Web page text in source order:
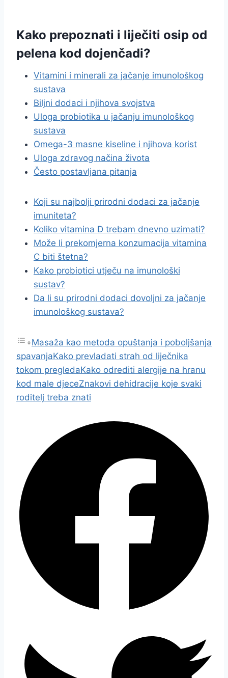
Kako prepoznati i liječiti osip od
pelena kod dojenčadi?
Vitamini i minerali za jačanje imunološkog
sustava
Biljni dodaci i njihova svojstva
Uloga probiotika u jačanju imunološkog
sustava
Omega-3 masne kiseline i njihova korist
Uloga zdravog načina života
Često postavljana pitanja
Koji su najbolji prirodni dodaci za jačanje
imuniteta?
Koliko vitamina D trebam dnevno uzimati?
Može li prekomjerna konzumacija vitamina
C biti štetna?
Kako probiotici utječu na imunološki
sustav?
Da li su prirodni dodaci dovoljni za jačanje
imunološkog sustava?
Masaža kao metoda opuštanja i poboljšanja
spavanjaKako prevladati strah od liječnika
tokom pregledaKako odrediti alergije na hranu
kod male djeceZnakovi dehidracije koje svaki
roditelj treba znati